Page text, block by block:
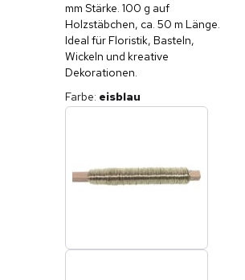
mm Stärke. 100 g auf
Holzstäbchen, ca. 50 m Länge.
Ideal für Floristik, Basteln,
Wickeln und kreative
Dekorationen.
Farbe: eisblau